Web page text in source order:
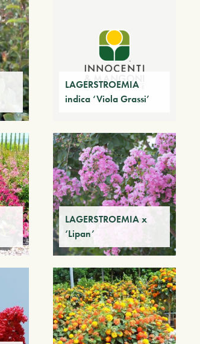
LAGERSTROEMIA
indica ‘Viola Grassi’
LAGERSTROEMIA x
‘Lipan’